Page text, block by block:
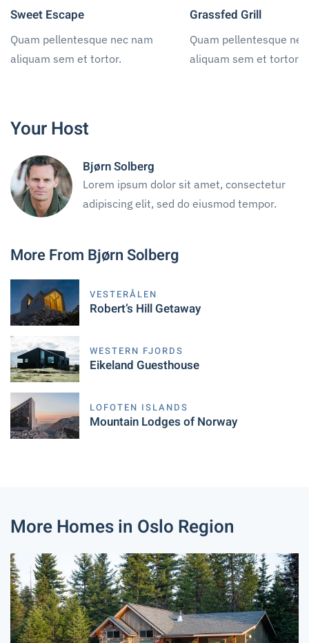
Sweet Escape
Quam pellentesque nec nam
aliquam sem et tortor.
Grassfed Grill
Quam pellentesque
aliquam sem et tortor.
Your Host
Bjørn Solberg
Lorem ipsum dolor sit amet, consectetur
adipiscing elit, sed do eiusmod tempor.
More From Bjørn Solberg
VESTERÅLEN
Robert’s Hill Getaway
WESTERN FJORDS
Eikeland Guesthouse
LOFOTEN ISLANDS
Mountain Lodges of Norway
More Homes in Oslo Region